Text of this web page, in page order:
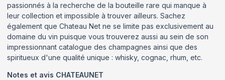
passionnés à la recherche de la bouteille rare qui manque à
leur collection et impossible à trouver ailleurs. Sachez
également que Chateau Net ne se limite pas exclusivement au
domaine du vin puisque vous trouverez aussi au sein de son
impressionnant catalogue des champagnes ainsi que des
spiritueux d'une qualité unique : whisky, cognac, rhum, etc.
Notes et avis CHATEAUNET